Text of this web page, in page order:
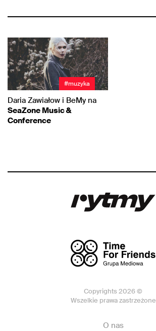
#muzyka
Daria Zawiałow i BeMy na
SeaZone Music &
Conference
Copyrights 2026 ©
Wszelkie prawa zastrzeżone
O nas